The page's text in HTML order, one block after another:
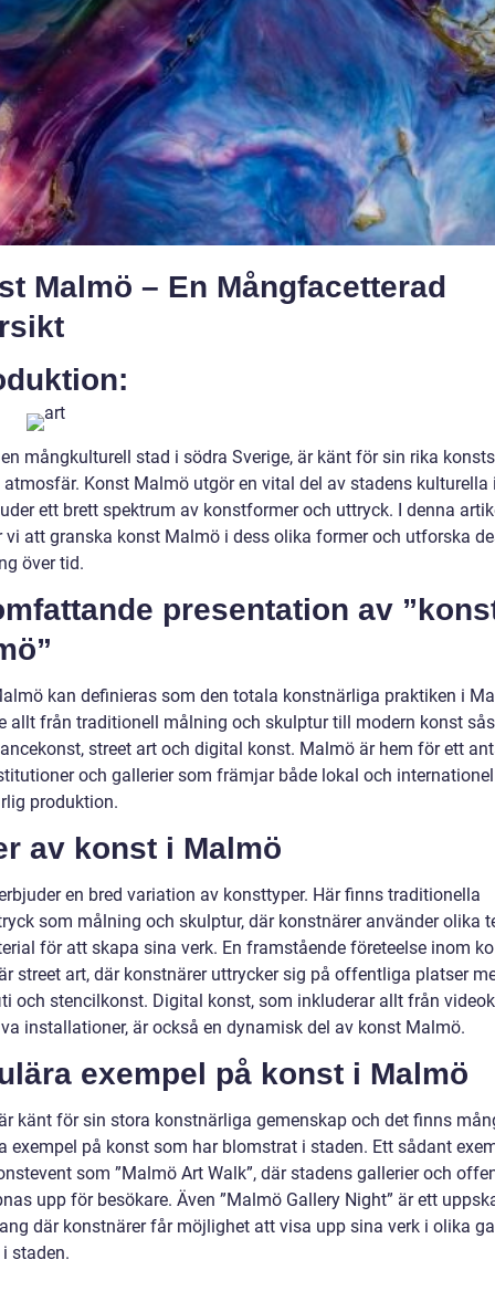
Malmö – En Mångfacetterad
mångkulturell stad i södra Sverige, är känt för sin rika
atmosfär. Konst Malmö utgör en vital del av stadens kulturella
ett brett spektrum av konstformer och uttryck. I denna
vi att granska konst Malmö i dess olika former och utforska
över tid.
presentation av
kan definieras som den totala konstnärliga praktiken i
allt från traditionell målning och skulptur till modern konst
street art och digital konst. Malmö är hem för ett
och gallerier som främjar både lokal och
produktion.
av konst i Malmö
en bred variation av konsttyper. Här finns traditionella
som målning och skulptur, där konstnärer använder olika
för att skapa sina verk. En framstående företeelse inom
street art, där konstnärer uttrycker sig på offentliga platser
och stencilkonst. Digital konst, som inkluderar allt från
installationer, är också en dynamisk del av konst Malmö.
exempel på konst i Malmö
känt för sin stora konstnärliga gemenskap och det finns
exempel på konst som har blomstrat i staden. Ett sådant
som ”Malmö Art Walk”, där stadens gallerier och
upp för besökare. Även ”Malmö Gallery Night” är ett
där konstnärer får möjlighet att visa upp sina verk i olika
staden.